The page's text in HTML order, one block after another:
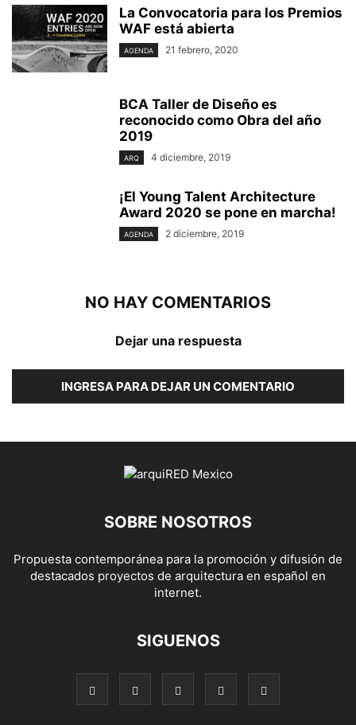
La Convocatoria para los Premios
WAF está abierta
AGENDA 21 febrero, 2020
BCA Taller de Diseño es
reconocido como Obra del año
2019
ARQ 4 diciembre, 2019
¡El Young Talent Architecture
Award 2020 se pone en marcha!
AGENDA 2 diciembre, 2019
NO HAY COMENTARIOS
Dejar una respuesta
INGRESA PARA DEJAR UN COMENTARIO
SOBRE NOSOTROS
Propuesta contemporánea para la promoción y difusión de
destacados proyectos de arquitectura en español en
internet.
SIGUENOS